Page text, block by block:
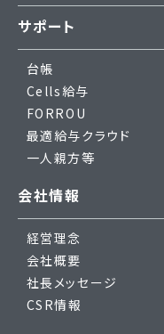
サポート
台帳
Cells給与
FORROU
最適給与クラウド
一人親方等
会社情報
経営理念
会社概要
社長メッセージ
CSR情報